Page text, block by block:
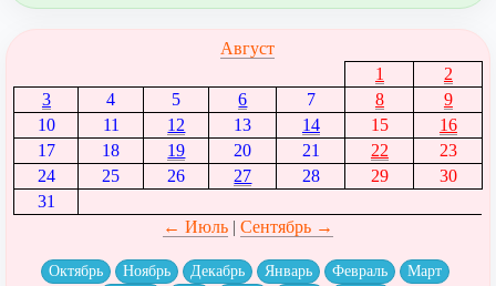
Август
1
2
3
4 5 6 7 8
9
10
11 12 13 14 15
16
17
18 19 20 21 22
23
24
25 26 27 28 29
30
31
← Июль| Сентябрь →
Октябрь Ноябрь Декабрь Январь Февраль
Март